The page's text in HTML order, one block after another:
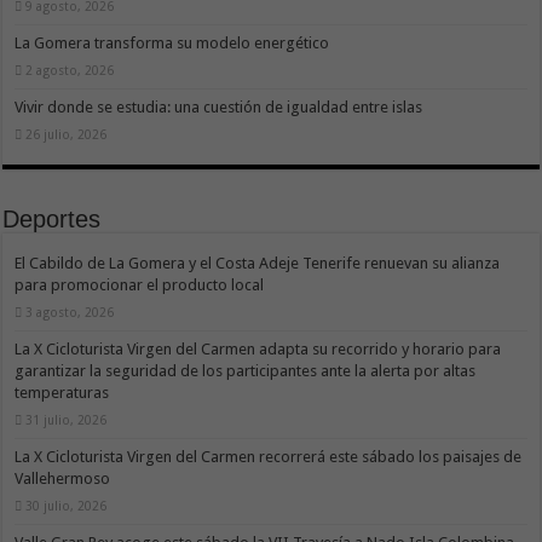
9 agosto, 2026
La Gomera transforma su modelo energético
2 agosto, 2026
Vivir donde se estudia: una cuestión de igualdad entre islas
26 julio, 2026
Deportes
El Cabildo de La Gomera y el Costa Adeje Tenerife renuevan su alianza
para promocionar el producto local
3 agosto, 2026
La X Cicloturista Virgen del Carmen adapta su recorrido y horario para
garantizar la seguridad de los participantes ante la alerta por altas
temperaturas
31 julio, 2026
La X Cicloturista Virgen del Carmen recorrerá este sábado los paisajes de
Vallehermoso
30 julio, 2026